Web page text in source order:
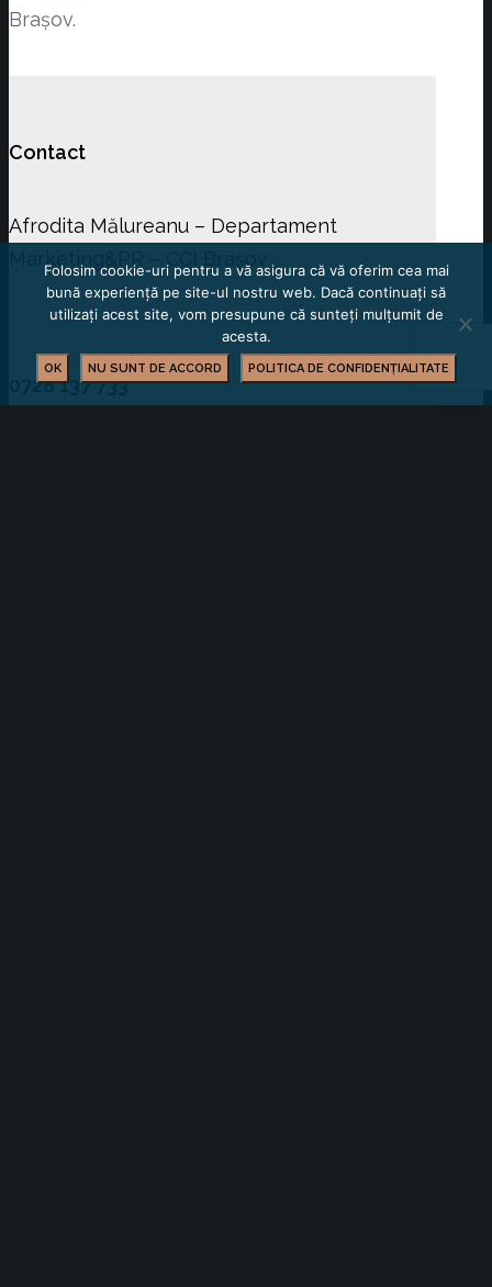
Brașov.
Contact
Afrodita Mălureanu – Departament
0728 137 733
Folosim cookie-uri pentru a vă asigura că vă oferim cea mai
bună experiență pe site-ul nostru web. Dacă continuați să
utilizați acest site, vom presupune că sunteți mulțumit de
acesta.
OK NU SUNT DE ACCORD POLITICA DE CONFIDENȚIALITATE